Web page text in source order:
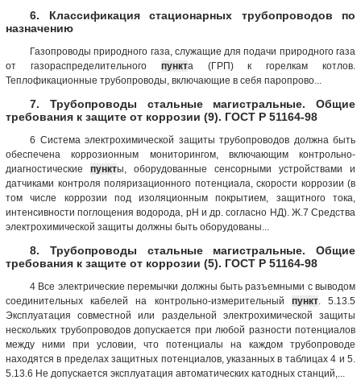
6. Классификация стационарных трубопроводов по
назначению
Газопроводы природного газа, служащие для подачи природного газа
от газораспределительного пункта (ГРП) к горелкам котлов.
Теплофикационные трубопроводы, включающие в себя паропрово...
7. Трубопроводы стальные магистральные. Общие
требования к защите от коррозии (9). ГОСТ Р 51164-98
6 Система электрохимической защиты трубопроводов должна быть
обеспечена коррозионным мониторингом, включающим контрольно-
диагностические пункты, оборудованные сенсорными устройствами и
датчиками контроля поляризационного потенциала, скорости коррозии (в
том числе коррозии под изоляционным покрытием, защитного тока,
интенсивности поглощения водорода, рН и др. согласно НД). Ж.7 Средства
электрохимической защиты должны быть оборудованы...
8. Трубопроводы стальные магистральные. Общие
требования к защите от коррозии (5). ГОСТ Р 51164-98
4 Все электрические перемычки должны быть разъемными с выводом
соединительных кабелей на контрольно-измерительный пункт. 5.13.5
Эксплуатация совместной или раздельной электрохимической защиты
нескольких трубопроводов допускается при любой разности потенциалов
между ними при условии, что потенциалы на каждом трубопроводе
находятся в пределах защитных потенциалов, указанных в таблицах 4 и 5.
5.13.6 Не допускается эксплуатация автоматических катодных станций,...